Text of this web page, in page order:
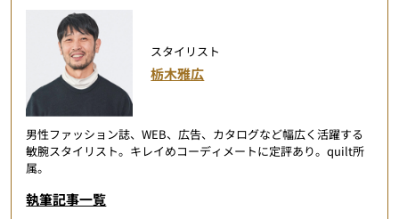
スタイリスト
栃木雅広
男性ファッション誌、WEB、広告、カタログなど幅広く活躍する
敏腕スタイリスト。キレイめコーディメートに定評あり。quilt所
属。
執筆記事一覧